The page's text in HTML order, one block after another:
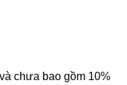
chưa bao gồm 10%